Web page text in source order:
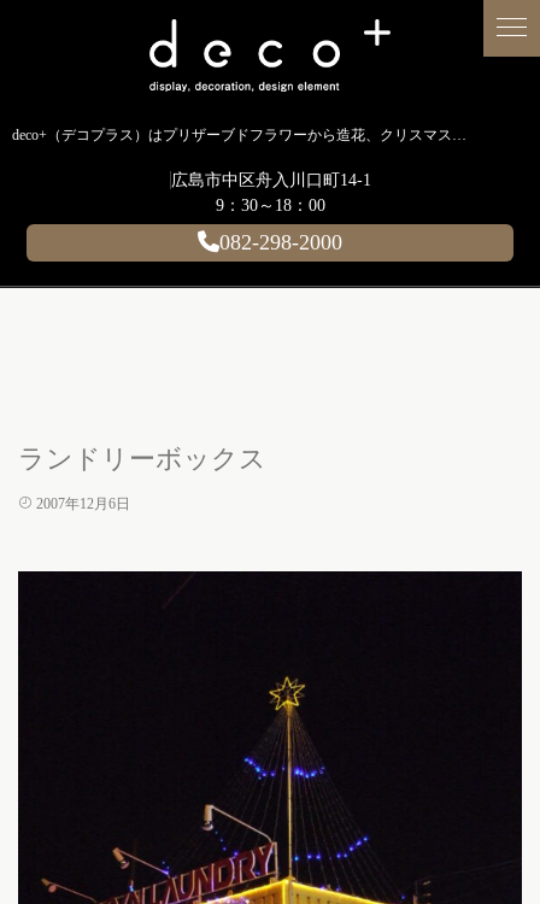
deco+（デコプラス）はプリザーブドフラワーから造花、クリスマス装飾、イルミネーションに至るまで扱う広島のディスプレイ専門ショップです。
広島市中区舟入川口町14-1
9：30～18：00
082-298-2000
ランドリーボックス
2007年12月6日